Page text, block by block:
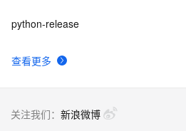
查看更多
python-release
关注我们： 新浪微博